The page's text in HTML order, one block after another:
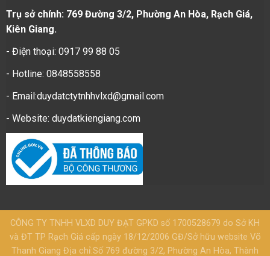
Trụ sở chính: 769 Đường 3/2, Phường An Hòa, Rạch Giá,
Kiên Giang.
- Điện thoại: 0917 99 88 05
- Hotline: 0848558558
- Email:duydatctytnhhvlxd@gmail.com
- Website: duydatkiengiang.com
CÔNG TY TNHH VLXD DUY ĐẠT GPKD số 1700528679 do Sở KH
và ĐT TP Rạch Giá cấp ngày 18/12/2006 GĐ/Sở hữu website Võ
Thanh Giang Địa chỉ:Số 769 đường 3/2, Phường An Hòa, Thành